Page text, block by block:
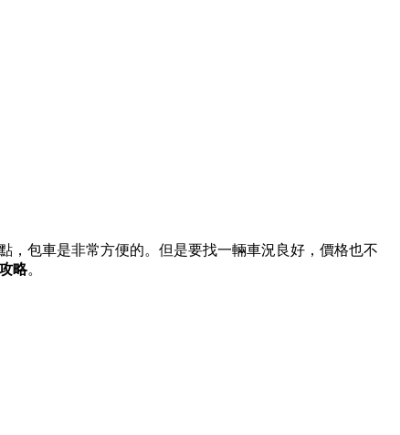
，包車是非常方便的。但是要找一輛車況良好，價格也不
略。